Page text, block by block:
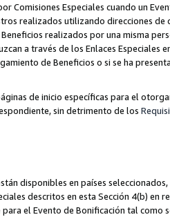
Comisiones Especiales cuando un
realizados utilizando direcciones
realizados por una misma
a través de los Enlaces Especiales
de Beneficios o si se ha
de inicio específicas para el
sin detrimento de los
disponibles en países
descritos en esta Sección 4(b) en
el Evento de Bonificación tal como